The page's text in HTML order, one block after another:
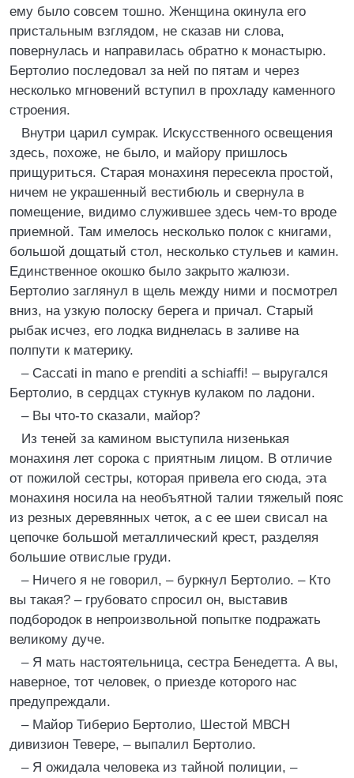
ему было совсем тошно. Женщина окинула его
пристальным взглядом, не сказав ни слова,
повернулась и направилась обратно к монастырю.
Бертолио последовал за ней по пятам и через
несколько мгновений вступил в прохладу каменного
строения.
Внутри царил сумрак. Искусственного освещения
здесь, похоже, не было, и майору пришлось
прищуриться. Старая монахиня пересекла простой,
ничем не украшенный вестибюль и свернула в
помещение, видимо служившее здесь чем-то вроде
приемной. Там имелось несколько полок с книгами,
большой дощатый стол, несколько стульев и камин.
Единственное окошко было закрыто жалюзи.
Бертолио заглянул в щель между ними и посмотрел
вниз, на узкую полоску берега и причал. Старый
рыбак исчез, его лодка виднелась в заливе на
полпути к материку.
– Caccati in mano е prenditi a schiaffi! – выругался
Бертолио, в сердцах стукнув кулаком по ладони.
– Вы что-то сказали, майор?
Из теней за камином выступила низенькая
монахиня лет сорока с приятным лицом. В отличие
от пожилой сестры, которая привела его сюда, эта
монахиня носила на необъятной талии тяжелый пояс
из резных деревянных четок, а с ее шеи свисал на
цепочке большой металлический крест, разделяя
большие отвислые груди.
– Ничего я не говорил, – буркнул Бертолио. – Кто
вы такая? – грубовато спросил он, выставив
подбородок в непроизвольной попытке подражать
великому дуче.
– Я мать настоятельница, сестра Бенедетта. А вы,
наверное, тот человек, о приезде которого нас
предупреждали.
– Майор Тиберио Бертолио, Шестой МВСН
дивизион Тевере, – выпалил Бертолио.
– Я ожидала человека из тайной полиции, –